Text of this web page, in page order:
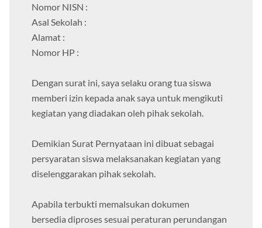
Nomor NISN :
Asal Sekolah :
Alamat :
Nomor HP :
Dengan surat ini, saya selaku orang tua siswa
memberi izin kepada anak saya untuk mengikuti
kegiatan yang diadakan oleh pihak sekolah.
Demikian Surat Pernyataan ini dibuat sebagai
persyaratan siswa melaksanakan kegiatan yang
diselenggarakan pihak sekolah.
Apabila terbukti memalsukan dokumen
bersedia diproses sesuai peraturan perundangan